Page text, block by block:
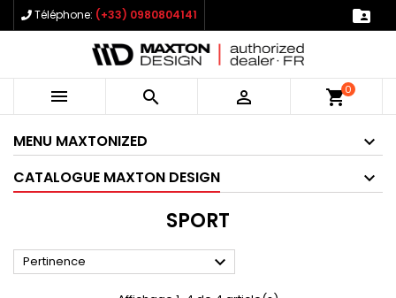
Téléphone: (+33) 0980804141 
   shopping_cart0
MENU MAXTONIZED
CATALOGUE MAXTON DESIGN
SPORT
Pertinence 